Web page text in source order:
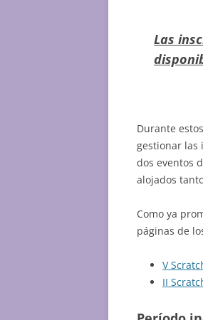
Las
Durante
gestionar las
dos eventos
alojados
Como ya
páginas de
V
II